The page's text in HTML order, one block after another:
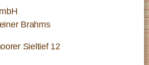
Brahms
Sieltief 12